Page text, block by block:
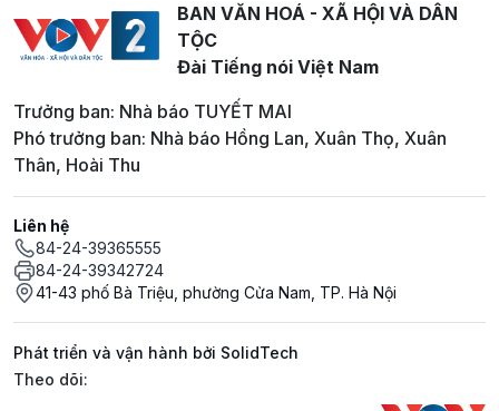
BAN VĂN HOÁ - XÃ HỘI VÀ DÂN
TỘC
Đài Tiếng nói Việt Nam
Trưởng ban: Nhà báo TUYẾT MAI
Phó trưởng ban: Nhà báo Hồng Lan, Xuân Thọ, Xuân
Thân, Hoài Thu
Liên hệ
84-24-39365555
84-24-39342724
41-43 phố Bà Triệu, phường Cửa Nam, TP. Hà Nội
Phát triển và vận hành bởi SolidTech
Mạng xã hội
Theo dõi: